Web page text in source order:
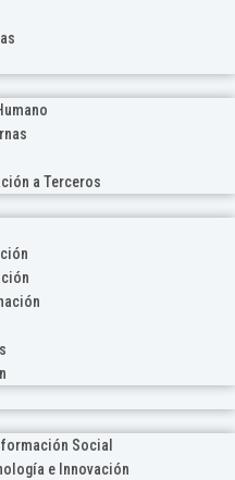
a Terceros
Social
e Innovación